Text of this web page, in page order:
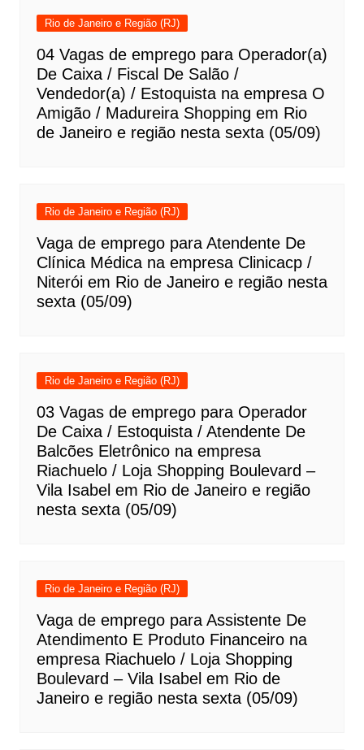
Rio de Janeiro e Região (RJ)
04 Vagas de emprego para Operador(a)
De Caixa / Fiscal De Salão /
Vendedor(a) / Estoquista na empresa O
Amigão / Madureira Shopping em Rio
de Janeiro e região nesta sexta (05/09)
Rio de Janeiro e Região (RJ)
Vaga de emprego para Atendente De
Clínica Médica na empresa Clinicacp /
Niterói em Rio de Janeiro e região nesta
sexta (05/09)
Rio de Janeiro e Região (RJ)
03 Vagas de emprego para Operador
De Caixa / Estoquista / Atendente De
Balcões Eletrônico na empresa
Riachuelo / Loja Shopping Boulevard –
Vila Isabel em Rio de Janeiro e região
nesta sexta (05/09)
Rio de Janeiro e Região (RJ)
Vaga de emprego para Assistente De
Atendimento E Produto Financeiro na
empresa Riachuelo / Loja Shopping
Boulevard – Vila Isabel em Rio de
Janeiro e região nesta sexta (05/09)